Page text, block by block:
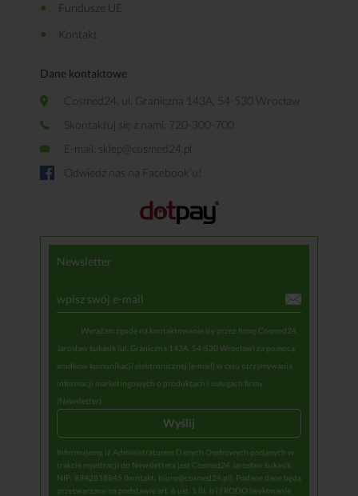
Fundusze UE
Kontakt
Dane kontaktowe
Cosmed24, ul. Graniczna 143A, 54-530 Wrocław
Skontaktuj się z nami: 720-300-700
E-mail: sklep@cosmed24.pl
Odwiedź nas na Facebook’u!
Newsletter
Wyrażam zgodę na kontaktowanie się przez firmę Cosmed24
Jarosław Łukasik (ul. Graniczna 143A, 54-530 Wrocław) za pomocą
środków komunikacji elektronicznej (e-mail) w celu otrzymywania
informacji marketingowych o produktach i usługach firmy
(Newsletter).
Informujemy, iż Administratorem Danych Osobowych podanych w
trakcie rejestracji do Newslettera jest Cosmed24 Jarosław Łukasik,
NIP: 8942818845 (kontakt: biuro@cosmed24.pl). Podane dane będą
przetwarzane na podstawie art. 6 ust. 1 lit. b i f RODO (wykonanie